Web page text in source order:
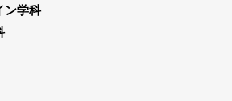
ン学科